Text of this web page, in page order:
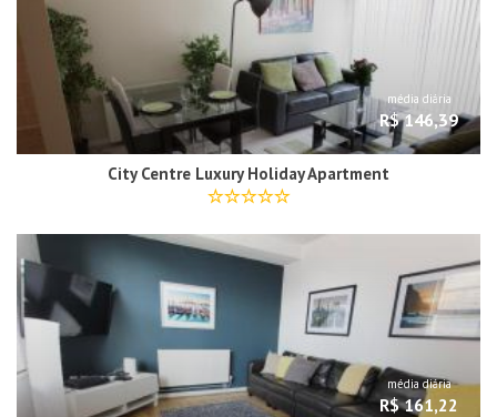
média diária
R$ 146,39
City Centre Luxury Holiday Apartment
média diária
R$ 161,22